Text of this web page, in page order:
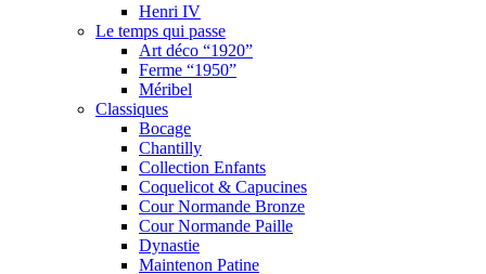
Henri IV
Le temps qui passe
Art déco “1920”
Ferme “1950”
Méribel
Classiques
Bocage
Chantilly
Collection Enfants
Coquelicot & Capucines
Cour Normande Bronze
Cour Normande Paille
Dynastie
Maintenon Patine